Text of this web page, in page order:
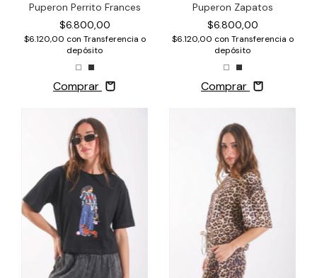
Puperon Perrito Frances
$6.800,00
$6.120,00 con Transferencia o
depósito
Comprar
Puperon Zapatos
$6.800,00
$6.120,00 con Transferencia o
depósito
Comprar